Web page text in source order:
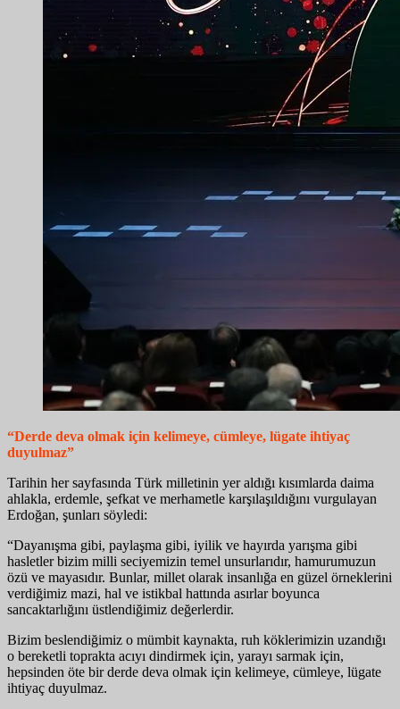
“Derde deva olmak için kelimeye, cümleye, lügate ihtiyaç
duyulmaz”
Tarihin her sayfasında Türk milletinin yer aldığı kısımlarda daima
ahlakla, erdemle, şefkat ve merhametle karşılaşıldığını vurgulayan
Erdoğan, şunları söyledi:
“Dayanışma gibi, paylaşma gibi, iyilik ve hayırda yarışma gibi
hasletler bizim milli seciyemizin temel unsurlarıdır, hamurumuzun
özü ve mayasıdır. Bunlar, millet olarak insanlığa en güzel örneklerini
verdiğimiz mazi, hal ve istikbal hattında asırlar boyunca
sancaktarlığını üstlendiğimiz değerlerdir.
Bizim beslendiğimiz o mümbit kaynakta, ruh köklerimizin uzandığı
o bereketli toprakta acıyı dindirmek için, yarayı sarmak için,
hepsinden öte bir derde deva olmak için kelimeye, cümleye, lügate
ihtiyaç duyulmaz.